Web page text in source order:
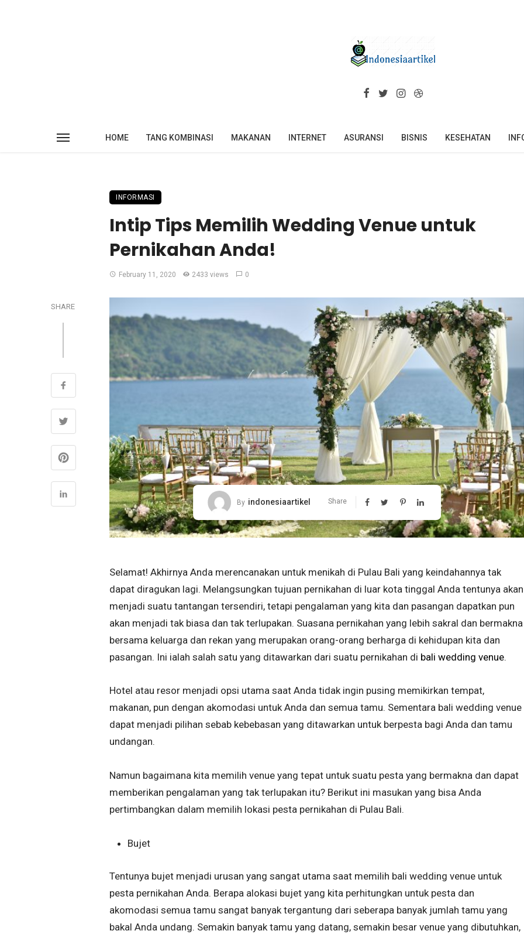
HOME TANG KOMBINASI MAKANAN INTERNET ASURANSI BISNIS KESEHATAN
INFORMASI
Intip Tips Memilih Wedding Venue untuk
Pernikahan Anda!
February 11, 2020 2433 views 0
SHARE
By indonesiaartikel Share
Selamat! Akhirnya Anda merencanakan untuk menikah di Pulau Bali yang keindahannya tak
dapat diragukan lagi. Melangsungkan tujuan pernikahan di luar kota tinggal Anda tentunya akan
menjadi suatu tantangan tersendiri, tetapi pengalaman yang kita dan pasangan dapatkan pun
akan menjadi tak biasa dan tak terlupakan. Suasana pernikahan yang lebih sakral dan bermakna
bersama keluarga dan rekan yang merupakan orang-orang berharga di kehidupan kita dan
pasangan. Ini ialah salah satu yang ditawarkan dari suatu pernikahan di bali wedding venue.
Hotel atau resor menjadi opsi utama saat Anda tidak ingin pusing memikirkan tempat,
makanan, pun dengan akomodasi untuk Anda dan semua tamu. Sementara bali wedding venue
dapat menjadi pilihan sebab kebebasan yang ditawarkan untuk berpesta bagi Anda dan tamu
undangan.
Namun bagaimana kita memilih venue yang tepat untuk suatu pesta yang bermakna dan dapat
memberikan pengalaman yang tak terlupakan itu? Berikut ini masukan yang bisa Anda
pertimbangkan dalam memilih lokasi pesta pernikahan di Pulau Bali.
Bujet
Tentunya bujet menjadi urusan yang sangat utama saat memilih bali wedding venue untuk
pesta pernikahan Anda. Berapa alokasi bujet yang kita perhitungkan untuk pesta dan
akomodasi semua tamu sangat banyak tergantung dari seberapa banyak jumlah tamu yang
bakal Anda undang. Semakin banyak tamu yang datang, semakin besar venue yang dibutuhkan,